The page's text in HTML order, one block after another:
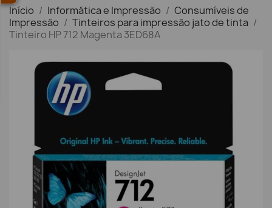
Início Informática e Impressão
Consumíveis de
Impressão
Tinteiros para impressão jato de tinta
Tinteiro HP 712 Magenta 3ED68A